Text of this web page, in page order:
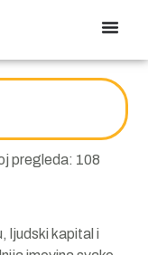
pregleda: 108
ljudski kapital i